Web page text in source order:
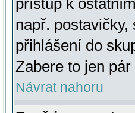
přístup k
např.
přihlášení do
Zabere to jen pár
Návrat nahoru